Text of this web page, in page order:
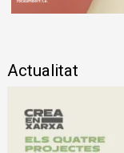
Actualitat